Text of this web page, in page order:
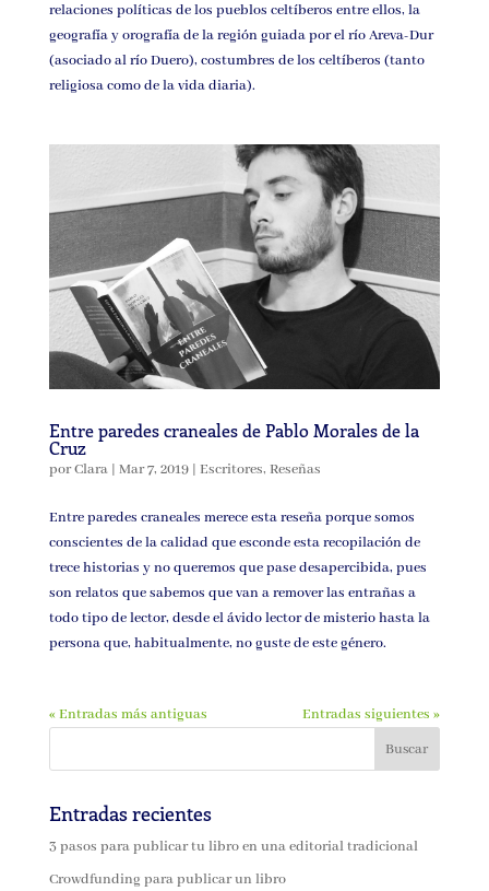
relaciones políticas de los pueblos celtíberos entre ellos, la
geografía y orografía de la región guiada por el río Areva-Dur
(asociado al río Duero), costumbres de los celtíberos (tanto
religiosa como de la vida diaria).
Entre paredes craneales de Pablo Morales de la
Cruz
porClara| Mar 7, 2019| Escritores, Reseñas
Entre paredes craneales merece esta reseña porque somos
conscientes de la calidad que esconde esta recopilación de
trece historias y no queremos que pase desapercibida, pues
son relatos que sabemos que van a remover las entrañas a
todo tipo de lector, desde el ávido lector de misterio hasta la
persona que, habitualmente, no guste de este género.
« Entradas más antiguas Entradas siguientes »
Entradas recientes
3 pasos para publicar tu libro en una editorial tradicional
Crowdfunding para publicar un libro